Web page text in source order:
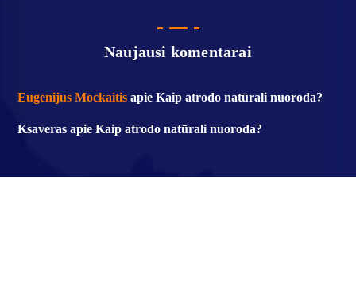
Naujausi komentarai
Eugenijus Mockaitis apieKaip atrodo natūrali nuoroda?
Ksaveras apieKaip atrodo natūrali nuoroda?